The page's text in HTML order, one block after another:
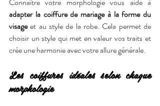
adapter la coiffure de mariage à la forme du
visage et au style de la robe. Cela permet de
choisir un style qui met en valeur vos traits et
crée une harmonie avec votre allure générale.
Les coiffures idéales selon chaque
morphologie